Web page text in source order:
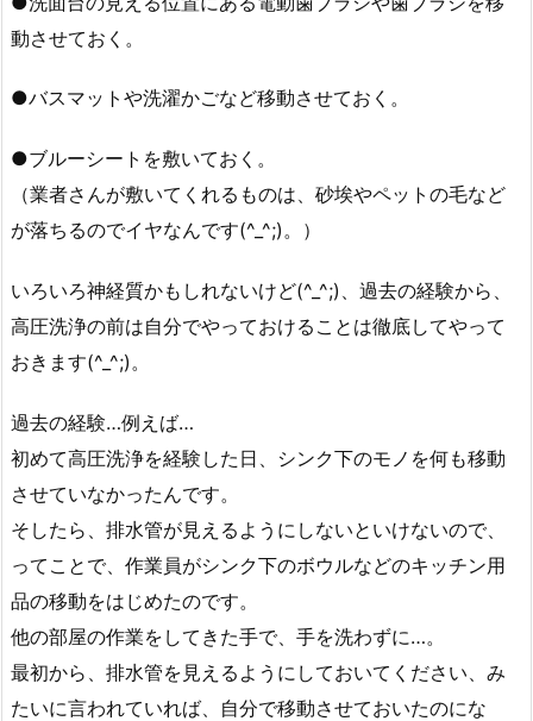
動させておく。
●バスマットや洗濯かごなど移動させておく。
●ブルーシートを敷いておく。
（業者さんが敷いてくれるものは、砂埃やペットの毛など
が落ちるのでイヤなんです(^_^;)。）
いろいろ神経質かもしれないけど(^_^;)、過去の経験から、
高圧洗浄の前は自分でやっておけることは徹底してやって
おきます(^_^;)。
過去の経験…例えば…
初めて高圧洗浄を経験した日、シンク下のモノを何も移動
させていなかったんです。
そしたら、排水管が見えるようにしないといけないので、
ってことで、作業員がシンク下のボウルなどのキッチン用
品の移動をはじめたのです。
他の部屋の作業をしてきた手で、手を洗わずに…。
最初から、排水管を見えるようにしておいてください、み
たいに言われていれば、自分で移動させておいたのにな